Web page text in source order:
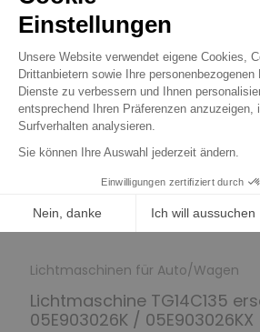
Lichtmaschinen für Auto/Wagen
Lichtmaschine TG14C135
05E903026K / 05E903026KX